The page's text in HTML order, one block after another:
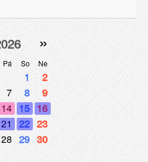
Pá So Ne
»
1
2
7 8
9
14 15 16
21 22 23
28 29 30